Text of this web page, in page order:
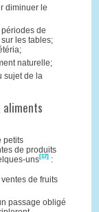
diminuer le
de
les tables;
naturelle;
sujet de la
aliments
petits
de produits
uns[17] :
de fruits
passage obligé